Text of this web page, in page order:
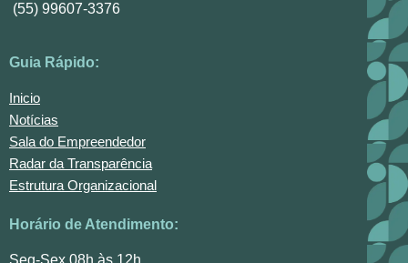
(55) 99607-3376
Guia Rápido:
Inicio
Notícias
Sala do Empreendedor
Radar da Transparência
Estrutura Organizacional
Horário de Atendimento:
Seg-Sex 08h às 12h